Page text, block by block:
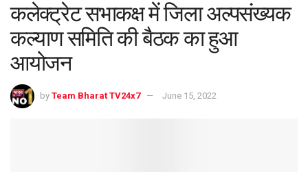
कलेक्ट्रेट सभाकक्ष में जिला अल्पसंख्यक
कल्याण समिति की बैठक का हुआ
आयोजन
by Team Bharat TV24x7 June 15, 2022